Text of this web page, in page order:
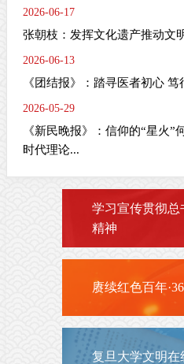
2026-06-17
张朝枝：发挥文化遗产推动文
2026-06-13
《团结报》：踏寻医者初心 笃
2026-05-29
《新民晚报》：信仰的“星火
时代理论...
学习宣传贯彻总
精神
赓续红色百年
复旦大学文明在